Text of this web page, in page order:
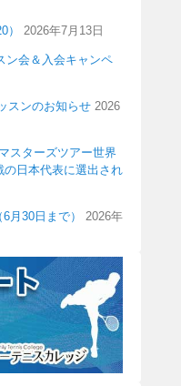
2026年7月13日
ン会＆入会キャンペ
スンのお知らせ 2026
スターズツアー世界
日本代表に選出され
月30日まで）
2026年